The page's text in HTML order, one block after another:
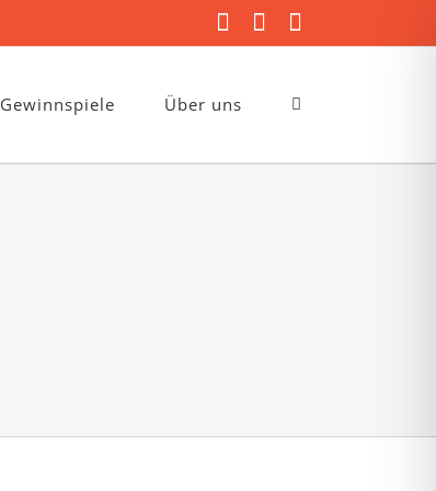
FacebookInstagram
Mail
Gewinnspiele Über uns